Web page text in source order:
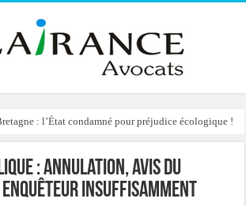
: l’État condamné pour préjudice écologique !
d’alpage : le préfet condamné à délivrer
: annulation, avis du
insuffisamment